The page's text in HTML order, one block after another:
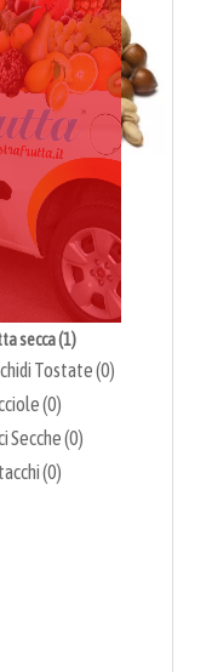
secca (1)
Tostate (0)
(0)
Secche (0)
(0)